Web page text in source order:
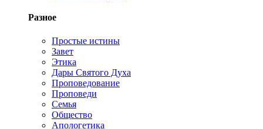
Разное
Простые истины
Завет
Этика
Дары Святого Духа
Проповедование
Проповеди
Семья
Общество
Апологетика